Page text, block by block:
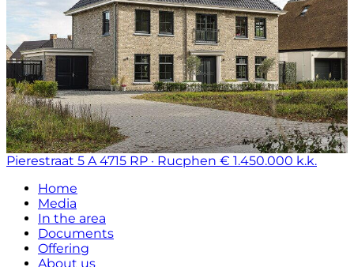
Pierestraat 5 A 4715 RP · Rucphen € 1.450.000 k.k.
Home
Media
In the area
Documents
Offering
About us